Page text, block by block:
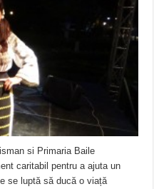
– avarie – 04.08.2026
si Primaria Baile
caritabil pentru a ajuta un
se luptă să ducă o viață